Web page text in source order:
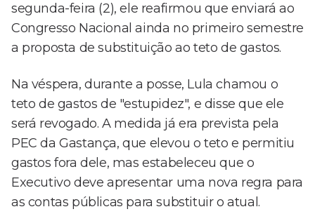
segunda-feira (2), ele reafirmou que enviará ao
Congresso Nacional ainda no primeiro semestre
a proposta de substituição ao teto de gastos.
Na véspera, durante a posse, Lula chamou o
teto de gastos de "estupidez", e disse que ele
será revogado. A medida já era prevista pela
PEC da Gastança, que elevou o teto e permitiu
gastos fora dele, mas estabeleceu que o
Executivo deve apresentar uma nova regra para
as contas públicas para substituir o atual.